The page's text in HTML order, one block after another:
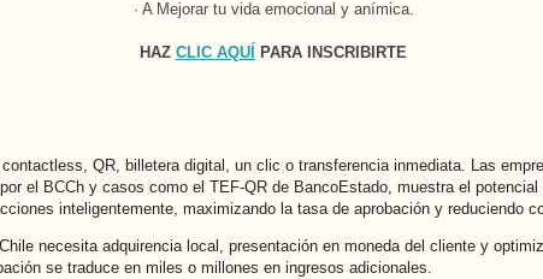
· A Mejorar tu vida emocional y anímica.
HAZ CLIC AQUÍ PARA INSCRIBIRTE
QR, billetera digital, un clic o transferencia inmediata. Las
el BCCh y casos como el TEF-QR de BancoEstado, muestra el
inteligentemente, maximizando la tasa de aprobación y reduciendo
necesita adquirencia local, presentación en moneda del cliente y
se traduce en miles o millones en ingresos adicionales.